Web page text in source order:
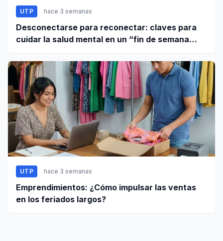
UTP hace 3 semanas
Desconectarse para reconectar: claves para
cuidar la salud mental en un “fin de semana
UTP hace 3 semanas
Emprendimientos: ¿Cómo impulsar las ventas
en los feriados largos?